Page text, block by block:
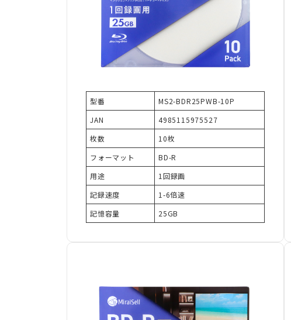
型番
MS2-BDR25PWB-10P
JAN
4985115975527
枚数
10枚
フォーマット
BD-R
用途
1回録画
記録速度
1-6倍速
記憶容量
25GB